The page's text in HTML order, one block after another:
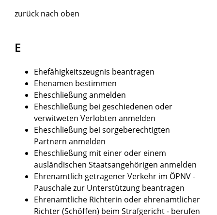
zurück nach oben
E
Ehefähigkeitszeugnis beantragen
Ehenamen bestimmen
Eheschließung anmelden
Eheschließung bei geschiedenen oder
verwitweten Verlobten anmelden
Eheschließung bei sorgeberechtigten
Partnern anmelden
Eheschließung mit einer oder einem
ausländischen Staatsangehörigen anmelden
Ehrenamtlich getragener Verkehr im ÖPNV -
Pauschale zur Unterstützung beantragen
Ehrenamtliche Richterin oder ehrenamtlicher
Richter (Schöffen) beim Strafgericht - berufen